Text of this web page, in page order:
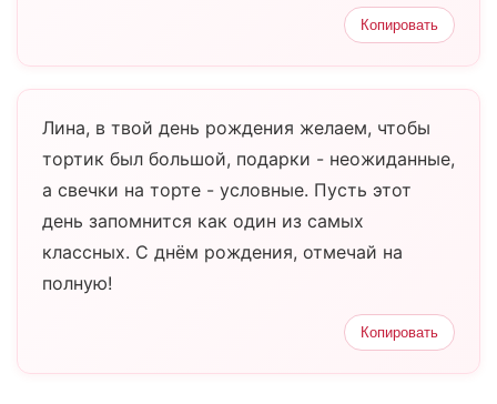
Копировать
Лина, в твой день рождения желаем, чтобы
тортик был большой, подарки - неожиданные,
а свечки на торте - условные. Пусть этот
день запомнится как один из самых
классных. С днём рождения, отмечай на
полную!
Копировать